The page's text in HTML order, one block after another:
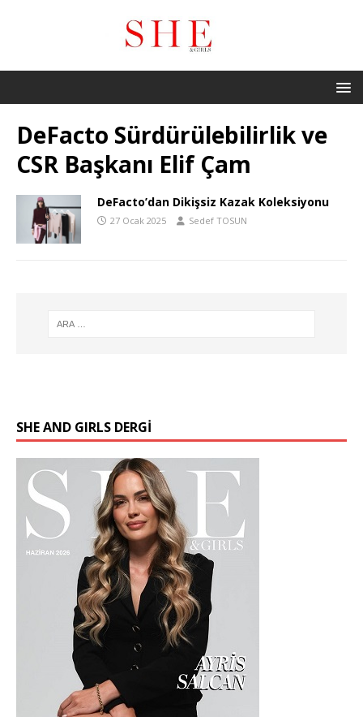
DeFacto Sürdürülebilirlik ve
CSR Başkanı Elif Çam
DeFacto’dan Dikişsiz Kazak Koleksiyonu
27 Ocak 2025 Sedef TOSUN
SHE AND GIRLS DERGİ